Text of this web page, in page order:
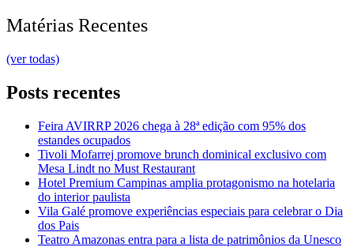
Matérias Recentes
(ver todas)
Posts recentes
Feira AVIRRP 2026 chega à 28ª edição com 95% dos
estandes ocupados
Tivoli Mofarrej promove brunch dominical exclusivo com
Mesa Lindt no Must Restaurant
Hotel Premium Campinas amplia protagonismo na hotelaria
do interior paulista
Vila Galé promove experiências especiais para celebrar o Dia
dos Pais
Teatro Amazonas entra para a lista de patrimônios da Unesco